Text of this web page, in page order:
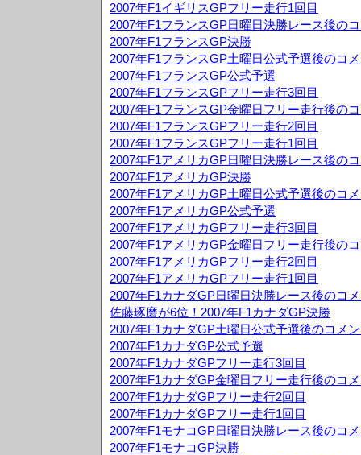
2007年F1イギリスGPフリー走行1回目
2007年F1フランスGP日曜日決勝レース後の
2007年F1フランスGP決勝
2007年F1フランスGP土曜日公式予選後のコ
2007年F1フランスGP公式予選
2007年F1フランスGPフリー走行3回目
2007年F1フランスGP金曜日フリー走行後の
2007年F1フランスGPフリー走行2回目
2007年F1フランスGPフリー走行1回目
2007年F1アメリカGP日曜日決勝レース後の
2007年F1アメリカGP決勝
2007年F1アメリカGP土曜日公式予選後のコ
2007年F1アメリカGP公式予選
2007年F1アメリカGPフリー走行3回目
2007年F1アメリカGP金曜日フリー走行後の
2007年F1アメリカGPフリー走行2回目
2007年F1アメリカGPフリー走行1回目
2007年F1カナダGP日曜日決勝レース後のコ
佐藤琢磨が6位！2007年F1カナダGP決勝
2007年F1カナダGP土曜日公式予選後のコメ
2007年F1カナダGP公式予選
2007年F1カナダGPフリー走行3回目
2007年F1カナダGP金曜日フリー走行後のコ
2007年F1カナダGPフリー走行2回目
2007年F1カナダGPフリー走行1回目
2007年F1モナコGP日曜日決勝レース後のコ
2007年F1モナコGP決勝